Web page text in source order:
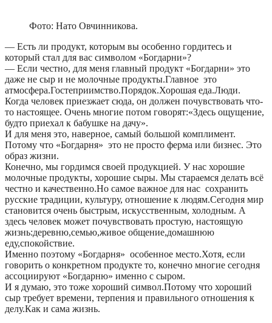
Фото: Нато Овчинникова.
— Есть ли продукт, которым вы особенно гордитесь и
который стал для вас символом «Богдарни»?
— Если честно, для меня главный продукт «Богдарни» это
даже не сыр и не молочные продукты.Главное это
атмосфера.Гостеприимство.Порядок.Хорошая еда.Люди.
Когда человек приезжает сюда, он должен почувствовать что-
то настоящее. Очень многие потом говорят:«Здесь ощущение,
будто приехал к бабушке на дачу».
И для меня это, наверное, самый большой комплимент.
Потому что «Богдарня» это не просто ферма или бизнес. Это
образ жизни.
Конечно, мы гордимся своей продукцией. У нас хорошие
молочные продукты, хорошие сыры. Мы стараемся делать всё
честно и качественно.Но самое важное для нас сохранить
русские традиции, культуру, отношение к людям.Сегодня мир
становится очень быстрым, искусственным, холодным. А
здесь человек может почувствовать простую, настоящую
жизнь:деревню,семью,живое общение,домашнюю
еду,спокойствие.
Именно поэтому «Богдарня» особенное место.Хотя, если
говорить о конкретном продукте то, конечно многие сегодня
ассоциируют «Богдарню» именно с сыром.
И я думаю, это тоже хороший символ.Потому что хороший
сыр требует времени, терпения и правильного отношения к
делу.Как и сама жизнь.